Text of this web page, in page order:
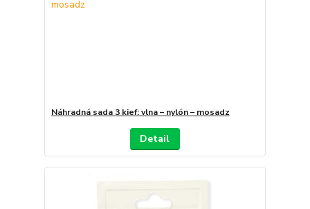
Náhradná sada 3 kief: vlna – nylón – mosadz
Detail